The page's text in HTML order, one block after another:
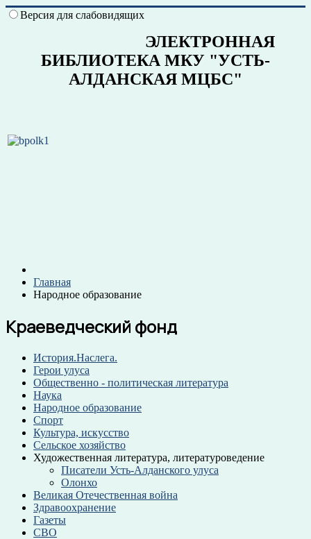
Версия для слабовидящих
ЭЛЕКТРОННАЯ
БИБЛИОТЕКА МКУ "УСТЬ-
АЛДАНСКАЯ МЦБС"
Главная
Народное образование
Краеведческий фонд
История.Наслега.
Герои улуса
Общественно - политическая литература
Наука
Народное образование
Спорт
Культура, искусство
Сельское хозяйство
Художественная литература, литературоведение
Писатели Усть-Алданского улуса
Олонхо
Великая Отечественная война
Здравоохранение
Газеты
СВО